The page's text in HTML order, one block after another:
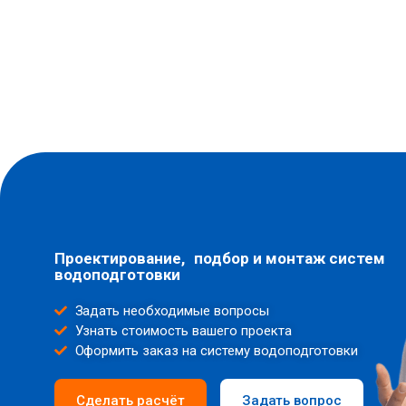
Проектирование, подбор и монтаж систем
водоподготовки
Задать необходимые вопросы
Узнать стоимость вашего проекта
Оформить заказ на систему водоподготовки
Сделать расчёт Задать вопрос